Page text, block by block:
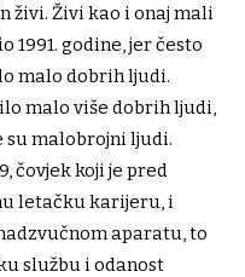
živi. Živi kao i onaj mali
godine, jer često
malo dobrih ljudi.
malo više dobrih ljudi,
su malobrojni ljudi.
čovjek koji je pred
letačku karijeru, i
aparatu, to
službu i odanost